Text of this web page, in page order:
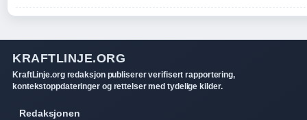
KRAFTLINJE.ORG
KraftLinje.org redaksjon publiserer verifisert rapportering,
kontekstoppdateringer og rettelser med tydelige kilder.
Redaksjonen